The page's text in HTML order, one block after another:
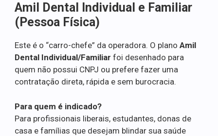
Amil Dental Individual e Familiar
(Pessoa Física)
Este é o “carro-chefe” da operadora. O plano Amil
Dental Individual/Familiar foi desenhado para
quem não possui CNPJ ou prefere fazer uma
contratação direta, rápida e sem burocracia.
Para quem é indicado?
Para profissionais liberais, estudantes, donas de
casa e famílias que desejam blindar sua saúde